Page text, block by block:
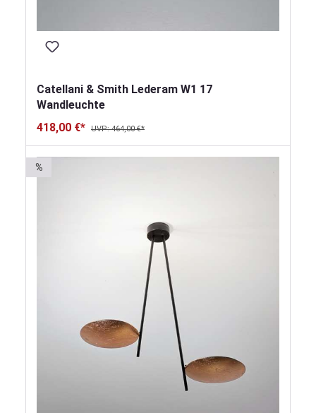
Catellani & Smith Lederam W1 17
Wandleuchte
418,00 €*
UVP: 464,00 €*
%